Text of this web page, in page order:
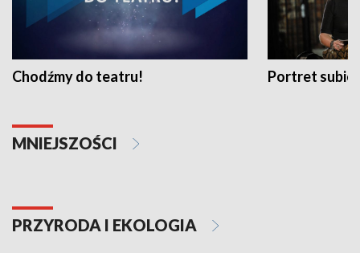
Chodźmy do teatru! Portret
MNIEJSZOŚCI
PRZYRODA I EKOLOGIA